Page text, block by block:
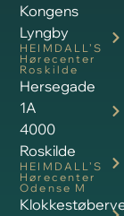
Kongens
Lyngby
HEIMDALL’S
Hørecenter
Roskilde
Hersegade
1A
4000
Roskilde
HEIMDALL’S
Hørecenter
Odense M